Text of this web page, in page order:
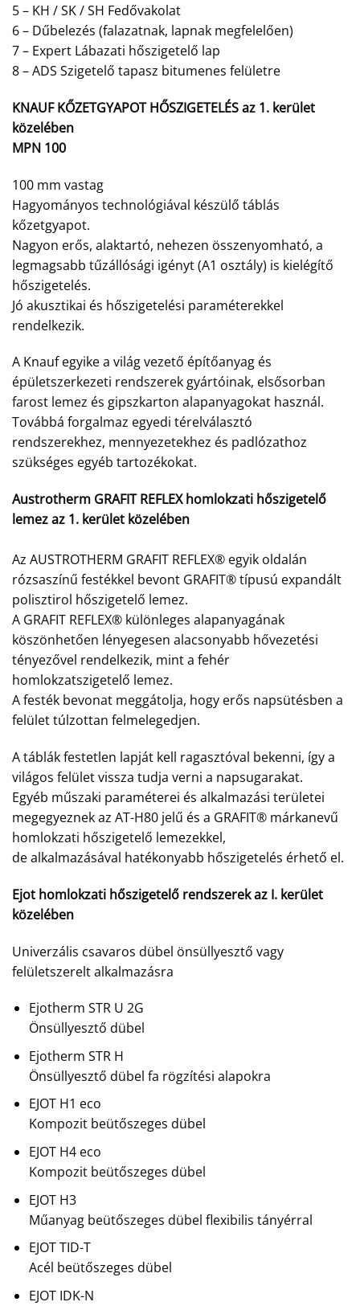
5 – KH / SK / SH Fedővakolat
6 – Dűbelezés (falazatnak, lapnak megfelelően)
7 – Expert Lábazati hőszigetelő lap
8 – ADS Szigetelő tapasz bitumenes felületre
KNAUF KŐZETGYAPOT HŐSZIGETELÉS az 1. kerület
közelében
MPN 100
100 mm vastag
Hagyományos technológiával készülő táblás
kőzetgyapot.
Nagyon erős, alaktartó, nehezen összenyomható, a
legmagsabb tűzállósági igényt (A1 osztály) is kielégítő
hőszigetelés.
Jó akusztikai és hőszigetelési paraméterekkel
rendelkezik.
A Knauf egyike a világ vezető építőanyag és
épületszerkezeti rendszerek gyártóinak, elsősorban
farost lemez és gipszkarton alapanyagokat használ.
Továbbá forgalmaz egyedi térelválasztó
rendszerekhez, mennyezetekhez és padlózathoz
szükséges egyéb tartozékokat.
Austrotherm GRAFIT REFLEX homlokzati hőszigetelő
lemez az 1. kerület közelében
Az AUSTROTHERM GRAFIT REFLEX® egyik oldalán
rózsaszínű festékkel bevont GRAFIT® típusú expandált
polisztirol hőszigetelő lemez.
A GRAFIT REFLEX® különleges alapanyagának
köszönhetően lényegesen alacsonyabb hővezetési
tényezővel rendelkezik, mint a fehér
homlokzatszigetelő lemez.
A festék bevonat meggátolja, hogy erős napsütésben a
felület túlzottan felmelegedjen.
A táblák festetlen lapját kell ragasztóval bekenni, így a
világos felület vissza tudja verni a napsugarakat.
Egyéb műszaki paraméterei és alkalmazási területei
megegyeznek az AT-H80 jelű és a GRAFIT® márkanevű
homlokzati hőszigetelő lemezekkel,
de alkalmazásával hatékonyabb hőszigetelés érhető el.
Ejot homlokzati hőszigetelő rendszerek az I. kerület
közelében
Univerzális csavaros dübel önsüllyesztő vagy
felületszerelt alkalmazásra
Ejotherm STR U 2G
Önsüllyesztő dübel
Ejotherm STR H
Önsüllyesztő dübel fa rögzítési alapokra
EJOT H1 eco
Kompozit beütőszeges dübel
EJOT H4 eco
Kompozit beütőszeges dübel
EJOT H3
Műanyag beütőszeges dübel flexibilis tányérral
EJOT TID-T
Acél beütőszeges dübel
EJOT IDK-N